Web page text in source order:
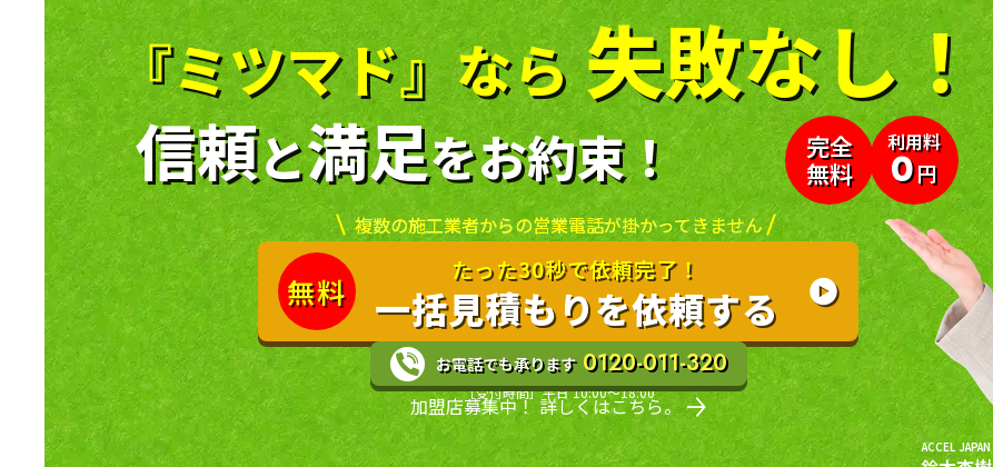
完全
無料
利用料
0円
『ミツマド』なら失敗なし！
信頼と満足をお約束！
無料
複数の施工業者からの営業電話が掛かってきません
たった30秒で依頼完了！
一括見積もりを依頼する
お電話でも承ります 0120-011-320
［受付時間］平日 10:00〜18:00
加盟店募集中！ 詳しくはこちら。
ACCEL JAPAN